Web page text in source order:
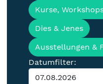
Kurse,
Dies & Jenes
Ausstellungen &
Datumfilter: